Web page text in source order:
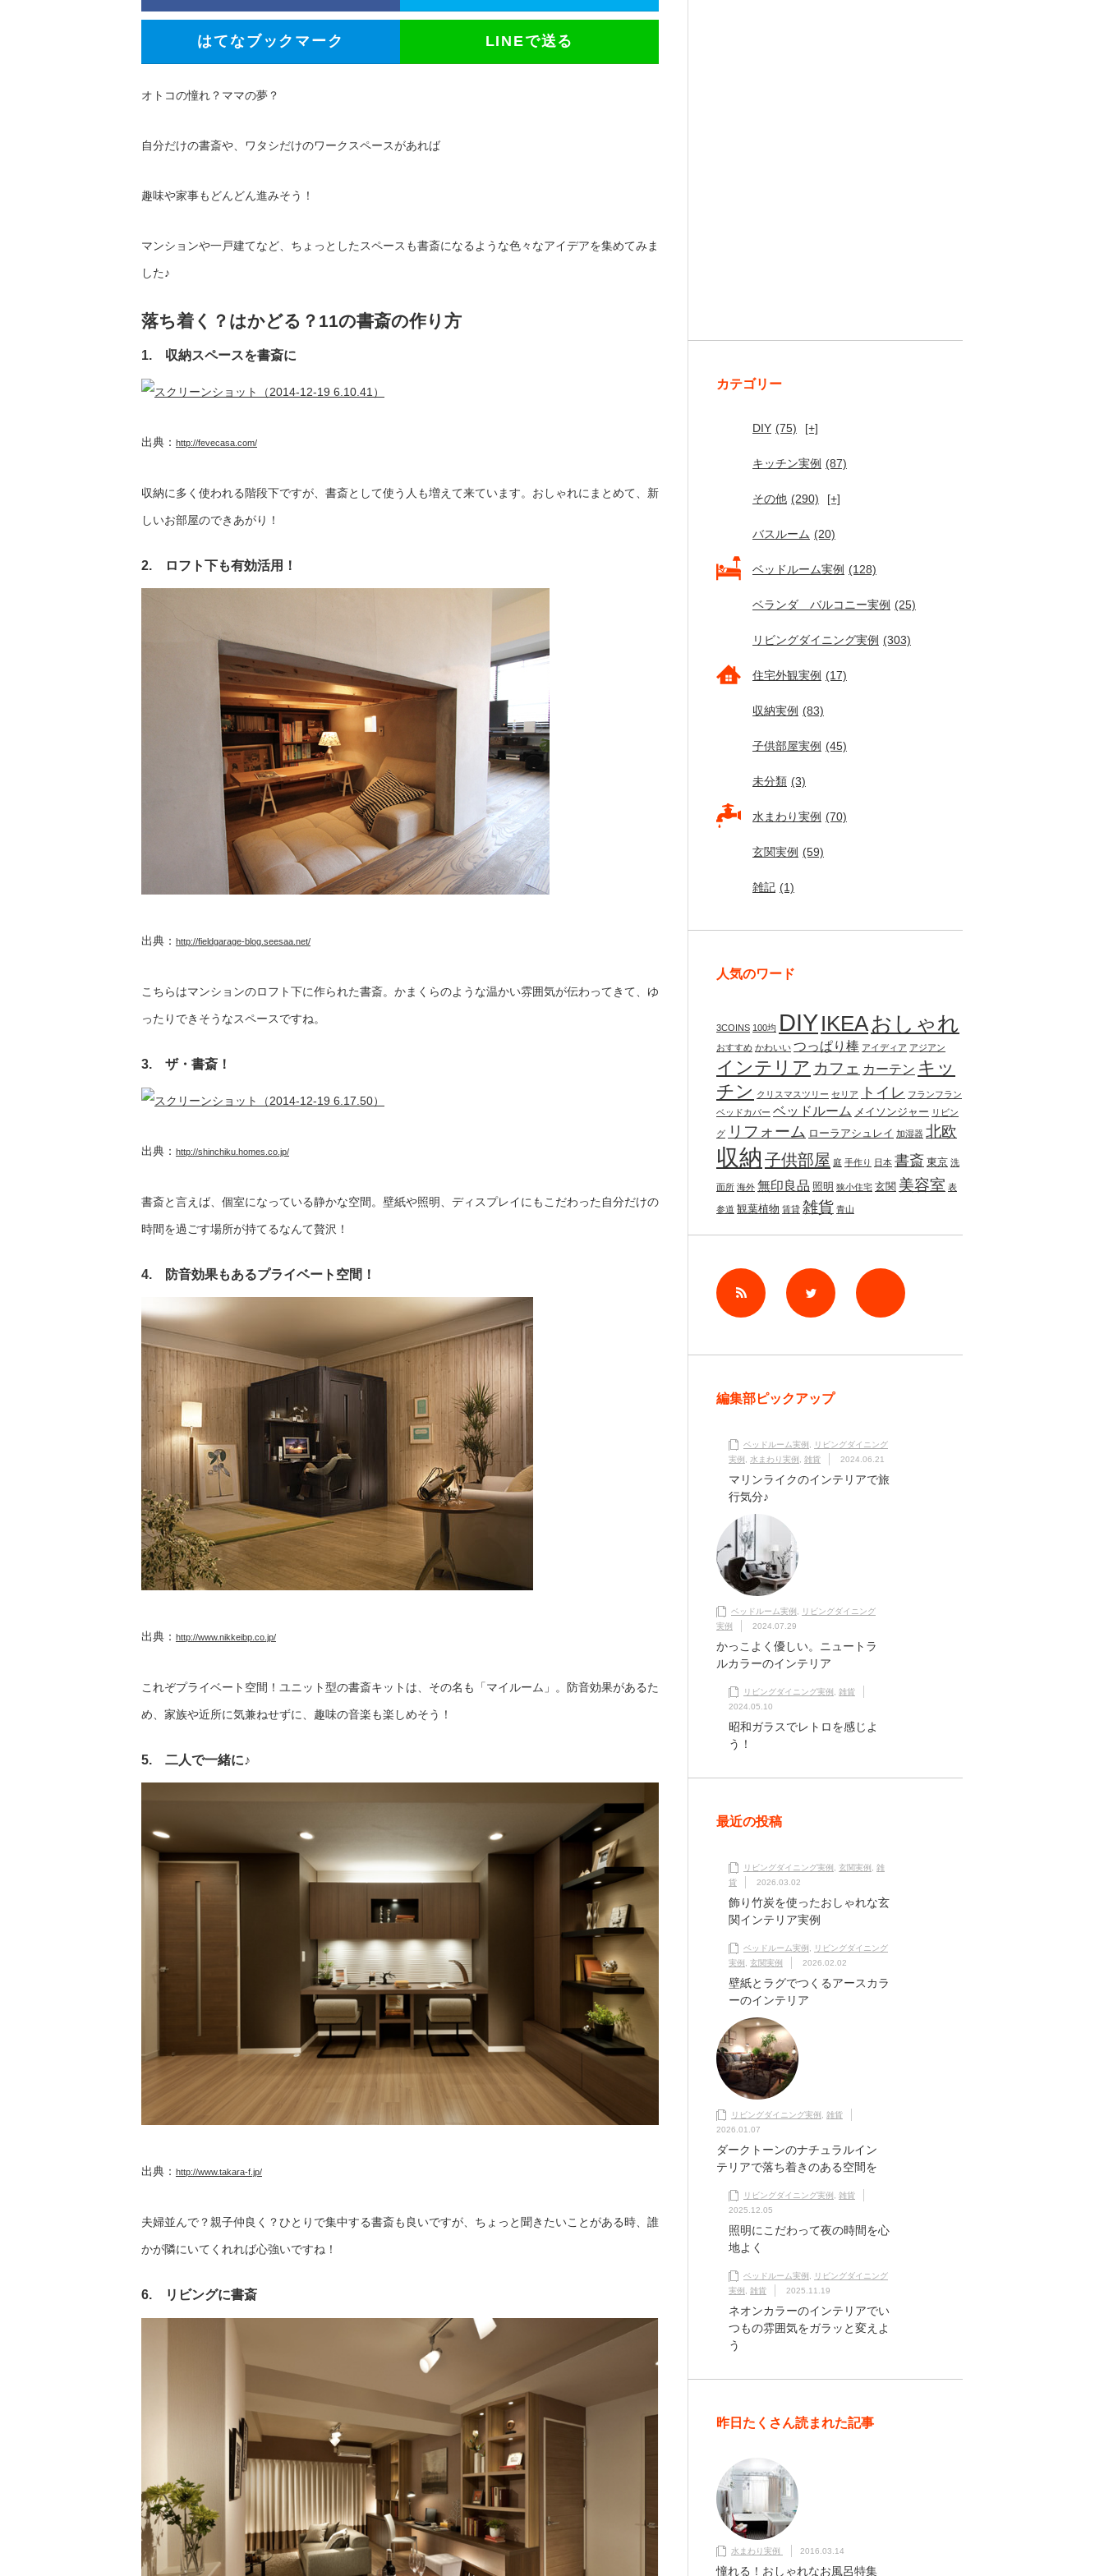
はてなブックマーク LINEで送る
オトコの憧れ？ママの夢？
自分だけの書斎や、ワタシだけのワークスペースがあれば
趣味や家事もどんどん進みそう！
マンションや一戸建てなど、ちょっとしたスペースも書斎になるような色々なアイデアを集めてみま
した♪
落ち着く？はかどる？11の書斎の作り方
1. 収納スペースを書斎に
出典： http://fevecasa.com/
収納に多く使われる階段下ですが、書斎として使う人も増えて来ています。おしゃれにまとめて、新
しいお部屋のできあがり！
2. ロフト下も有効活用！
出典： http://fieldgarage-blog.seesaa.net/
こちらはマンションのロフト下に作られた書斎。かまくらのような温かい雰囲気が伝わってきて、ゆ
ったりできそうなスペースですね。
3. ザ・書斎！
出典： http://shinchiku.homes.co.jp/
書斎と言えば、個室になっている静かな空間。壁紙や照明、ディスプレイにもこだわった自分だけの
時間を過ごす場所が持てるなんて贅沢！
4. 防音効果もあるプライベート空間！
出典： http://www.nikkeibp.co.jp/
これぞプライベート空間！ユニット型の書斎キットは、その名も「マイルーム」。防音効果があるた
め、家族や近所に気兼ねせずに、趣味の音楽も楽しめそう！
5. 二人で一緒に♪
出典： http://www.takara-f.jp/
夫婦並んで？親子仲良く？ひとりで集中する書斎も良いですが、ちょっと聞きたいことがある時、誰
かが隣にいてくれれば心強いですね！
6. リビングに書斎
カテゴリー
DIY (75) [+]
キッチン実例 (87)
その他 (290) [+]
バスルーム (20)
ベッドルーム実例 (128)
ベランダ バルコニー実例 (25)
リビングダイニング実例 (303)
住宅外観実例 (17)
収納実例 (83)
子供部屋実例 (45)
未分類 (3)
水まわり実例 (70)
玄関実例 (59)
雑記 (1)
人気のワード
3COINS 100均 DIYIKEAおしゃれ
おすすめ かわいい つっぱり棒 アイディア アジアン
インテリア カフェ カーテン キッ
チン クリスマスツリー セリア トイレ フランフラン
ベッドカバー ベッドルーム メイソンジャー リビン
グ リフォーム ローラアシュレイ 加湿器 北欧
収納 子供部屋 庭 手作り 日本 書斎 東京 洗
面所 海外 無印良品 照明 狭小住宅 玄関 美容室 表
参道 観葉植物 賃貸 雑貨 青山
Twitter
編集部ピックアップ
ベッドルーム実例
リビングダイニング
実例
水まわり実例 雑貨 2024.06.21
マリンライクのインテリアで旅
行気分♪
ベッドルーム実例
リビングダイニング
実例
2024.07.29
かっこよく優しい。ニュートラ
ルカラーのインテリア
リビングダイニング実例
雑貨
2024.05.10
昭和ガラスでレトロを感じよ
う！
最近の投稿
リビングダイニング実例 玄関実例
雑
貨
2026.03.02
飾り竹炭を使ったおしゃれな玄
関インテリア実例
ベッドルーム実例
リビングダイニング
実例
玄関実例 2026.02.02
壁紙とラグでつくるアースカラ
ーのインテリア
リビングダイニング実例
雑貨
2026.01.07
ダークトーンのナチュラルイン
テリアで落ち着きのある空間を
リビングダイニング実例
雑貨
2025.12.05
照明にこだわって夜の時間を心
地よく
ベッドルーム実例
リビングダイニング
実例
雑貨 2025.11.19
ネオンカラーのインテリアでい
つもの雰囲気をガラッと変えよ
う
昨日たくさん読まれた記事
水まわり実例 2016.03.14
憧れる！おしゃれなお風呂特集